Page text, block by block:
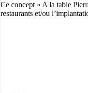
Ce concept « A la table
restaurants et/ou